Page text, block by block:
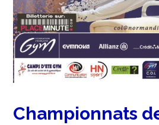
Championnats